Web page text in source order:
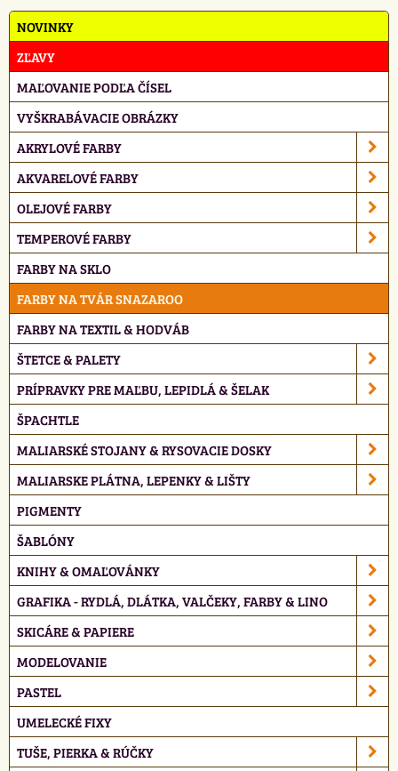
NOVINKY
ZĽAVY
MAĽOVANIE PODĽA ČÍSEL
VYŠKRABÁVACIE OBRÁZKY
AKRYLOVÉ FARBY
AKVARELOVÉ FARBY
OLEJOVÉ FARBY
TEMPEROVÉ FARBY
FARBY NA SKLO
FARBY NA TVÁR SNAZAROO
FARBY NA TEXTIL & HODVÁB
ŠTETCE & PALETY
PRÍPRAVKY PRE MAĽBU, LEPIDLÁ & ŠELAK
ŠPACHTLE
MALIARSKÉ STOJANY & RYSOVACIE DOSKY
MALIARSKE PLÁTNA, LEPENKY & LIŠTY
PIGMENTY
ŠABLÓNY
KNIHY & OMAĽOVÁNKY
GRAFIKA - RYDLÁ, DLÁTKA, VALČEKY, FARBY & LINO
SKICÁRE & PAPIERE
MODELOVANIE
PASTEL
UMELECKÉ FIXY
TUŠE, PIERKA & RÚČKY